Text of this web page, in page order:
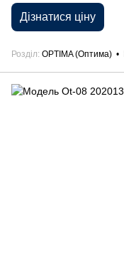
Дізнатися ціну
Розділ OPTIMA (Оптима)